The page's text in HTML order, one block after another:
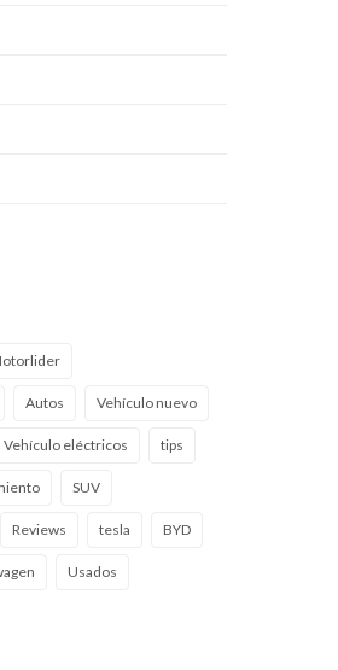
Autos Vehículo nuevo
Vehículo eléctricos tips
SUV
Reviews tesla BYD
Usados